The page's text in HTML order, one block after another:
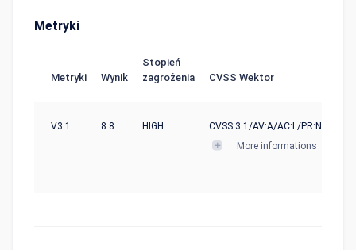
Metryki
Metryki Wynik
Stopień
zagrożenia
CVSS Wektor
V3.1 8.8 HIGH
CVSS:3.1/AV:A/AC:L/PR:N/UI:N/
More informations